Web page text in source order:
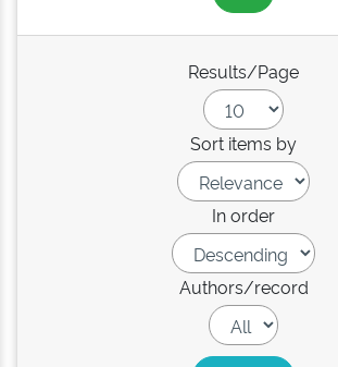
Results/Page
Sort items by
In order
Authors/record